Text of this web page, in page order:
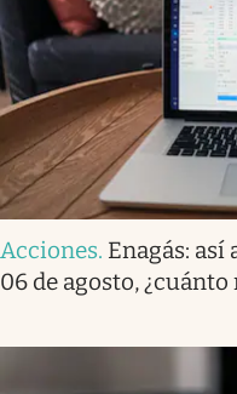
Acciones. Enagás: así
06 de agosto,